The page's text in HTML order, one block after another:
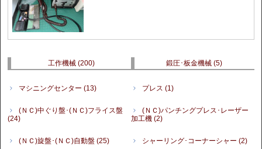
工作機械 (200)
マシニングセンター(13)
(ＮＣ)中ぐり盤･(ＮＣ)フライス盤
(24)
(ＮＣ)旋盤･(ＮＣ)自動盤(25)
鍛圧･板金機械(5)
プレス (1)
(ＮＣ)パンチングプレス･レーザー
加工機 (2)
シャーリング･コーナーシャー (2)